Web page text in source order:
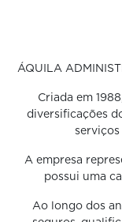
ÁQUILA
Criada em
diversificações
serviços
A empresa
possui uma
Ao longo dos